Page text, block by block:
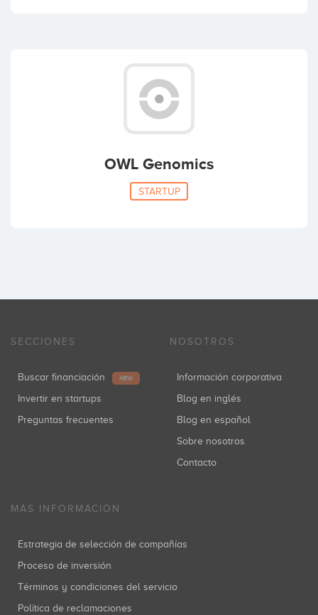
OWL Genomics
STARTUP
SECCIONES
Buscar financiación NEW
Invertir en startups
Preguntas frecuentes
NOSOTROS
Información corporativa
Blog en inglés
Blog en español
Sobre nosotros
Contacto
MÁS INFORMACIÓN
Estrategia de selección de compañías
Proceso de inversión
Términos y condiciones del servicio
Política de reclamaciones